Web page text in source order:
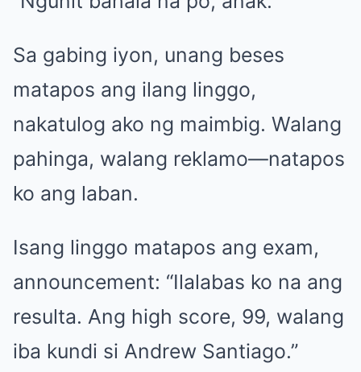
Sa gabing iyon, unang beses
matapos ang ilang linggo,
nakatulog ako ng maimbig. Walang
pahinga, walang reklamo—natapos
ko ang laban.
Isang linggo matapos ang exam,
announcement: “Ilalabas ko na ang
resulta. Ang high score, 99, walang
iba kundi si Andrew Santiago.”